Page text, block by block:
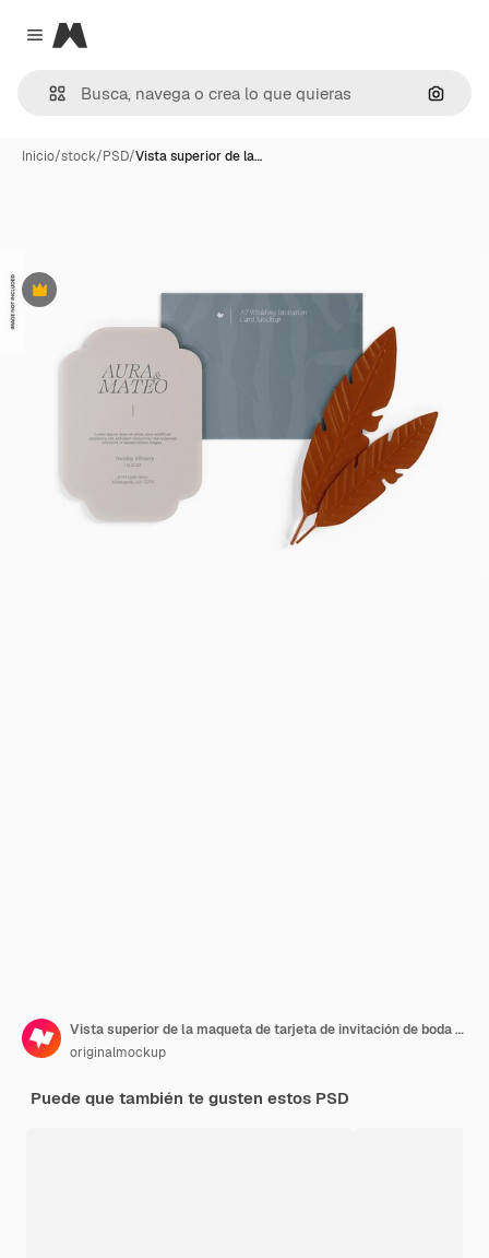
Close menu
Magnific
Inicio/stock/PSD/Vista superior de la…
Premium
Vista superior de la maqueta de tarjeta de invitación de boda A7
originalmockup
Puede que también te gusten estos PSD